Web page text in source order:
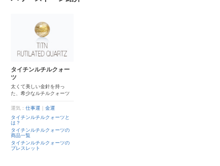
タイチンルチルクォー
ツ
太くて美しい金針を持っ
た、希少なルチルクォーツ
運気：仕事運 ｜金運
タイチンルチルクォーツと
は？
タイチンルチルクォーツの
商品一覧
タイチンルチルクォーツの
ブレスレット